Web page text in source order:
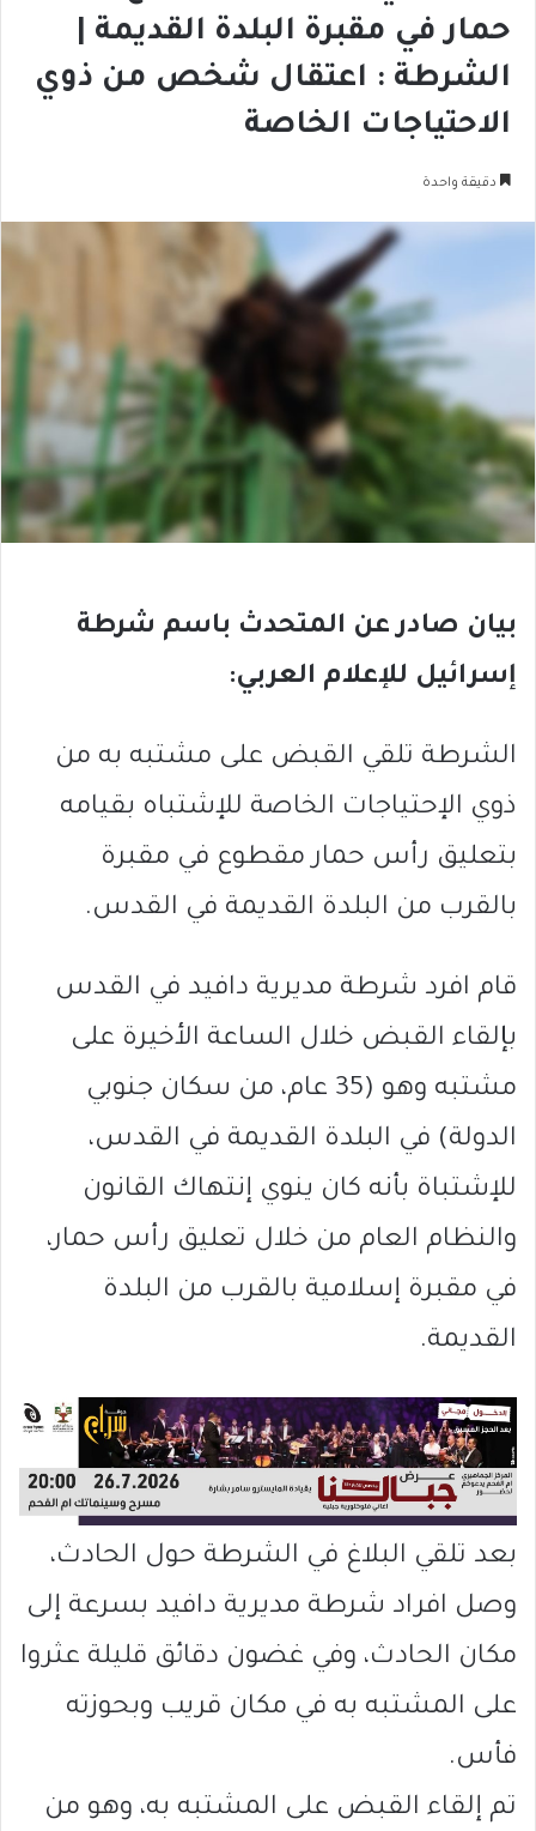
حمار في مقبرة البلدة القديمة |
الشرطة : اعتقال شخص من ذوي
الاحتياجات الخاصة
دقيقة واحدة
بيان صادر عن المتحدث باسم شرطة
إسرائيل للإعلام العربي:
الشرطة تلقي القبض على مشتبه به من
ذوي الإحتياجات الخاصة للإشتباه بقيامه
بتعليق رأس حمار مقطوع في مقبرة
بالقرب من البلدة القديمة في القدس.
قام افرد شرطة مديرية دافيد في القدس
بإلقاء القبض خلال الساعة الأخيرة على
مشتبه وهو (35 عام، من سكان جنوبي
الدولة) في البلدة القديمة في القدس،
للإشتباة بأنه كان ينوي إنتهاك القانون
والنظام العام من خلال تعليق رأس حمار،
في مقبرة إسلامية بالقرب من البلدة
القديمة.
بعد تلقي البلاغ في الشرطة حول الحادث،
وصل افراد شرطة مديرية دافيد بسرعة إلى
مكان الحادث، وفي غضون دقائق قليلة عثروا
على المشتبه به في مكان قريب وبحوزته
فأس.
تم إلقاء القبض على المشتبه به، وهو من